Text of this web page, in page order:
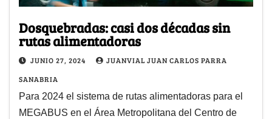
Dosquebradas: casi dos décadas sin
rutas alimentadoras
JUNIO 27, 2024
JUANVIAL JUAN CARLOS PARRA
SANABRIA
Para 2024 el sistema de rutas alimentadoras para el
MEGABUS en el Área Metropolitana del Centro de